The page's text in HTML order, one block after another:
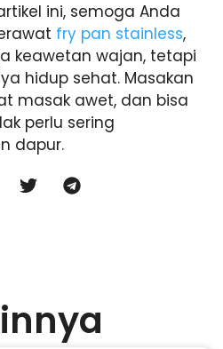
ini, semoga Anda
fry pan stainless,
keawetan wajan, tetapi
hidup sehat. Masakan
masak awet, dan bisa
perlu sering
dapur.